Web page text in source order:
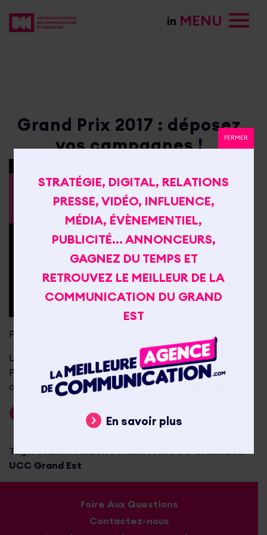
MENU
Grand Prix 2017 : déposez
vos campagnes !
Posté le 17 août 2017
La plateforme de dépôt des dossiers pour le Grand
Prix 2017 de l’UCC Grand Est est ouverte. Date limite
de dépôt des candidatures : le 30 septembre.
Lire la suite
Tags: Grand Prix 2017,Grand Prix UCC Grand Est,
UCC Grand Est
Foire Aux Questions
Contactez-nous
STRATÉGIE, DIGITAL, RELATIONS
PRESSE, VIDÉO, INFLUENCE,
MÉDIA, ÉVÈNEMENTIEL,
PUBLICITÉ… ANNONCEURS,
GAGNEZ DU TEMPS ET
RETROUVEZ LE MEILLEUR DE LA
COMMUNICATION DU GRAND
EST
En savoir plus
FERMER